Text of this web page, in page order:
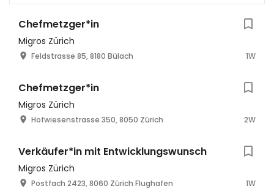
Chefmetzger*in
Migros Zürich
Feldstrasse 85, 8180 Bülach 1W
Chefmetzger*in
Migros Zürich
Hofwiesenstrasse 350, 8050 Zürich 2W
Verkäufer*in mit Entwicklungswunsch
Migros Zürich
Postfach 2423, 8060 Zürich Flughafen 1W